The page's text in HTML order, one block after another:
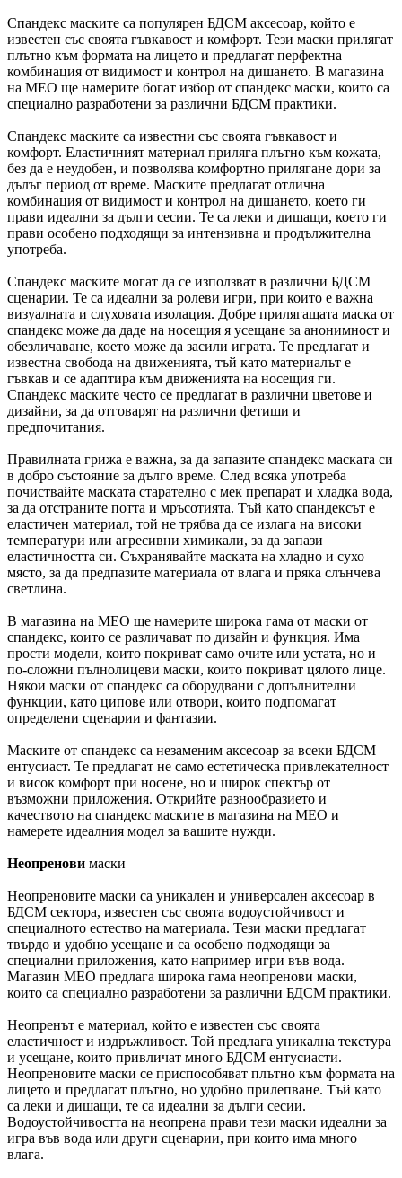
Спандекс маските са популярен БДСМ аксесоар, който е
известен със своята гъвкавост и комфорт. Тези маски прилягат
плътно към формата на лицето и предлагат перфектна
комбинация от видимост и контрол на дишането. В магазина
на MEO ще намерите богат избор от спандекс маски, които са
специално разработени за различни БДСМ практики.
Спандекс маските са известни със своята гъвкавост и
комфорт. Еластичният материал приляга плътно към кожата,
без да е неудобен, и позволява комфортно прилягане дори за
дълъг период от време. Маските предлагат отлична
комбинация от видимост и контрол на дишането, което ги
прави идеални за дълги сесии. Те са леки и дишащи, което ги
прави особено подходящи за интензивна и продължителна
употреба.
Спандекс маските могат да се използват в различни БДСМ
сценарии. Те са идеални за ролеви игри, при които е важна
визуалната и слуховата изолация. Добре прилягащата маска от
спандекс може да даде на носещия я усещане за анонимност и
обезличаване, което може да засили играта. Те предлагат и
известна свобода на движенията, тъй като материалът е
гъвкав и се адаптира към движенията на носещия ги.
Спандекс маските често се предлагат в различни цветове и
дизайни, за да отговарят на различни фетиши и
предпочитания.
Правилната грижа е важна, за да запазите спандекс маската си
в добро състояние за дълго време. След всяка употреба
почиствайте маската старателно с мек препарат и хладка вода,
за да отстраните потта и мръсотията. Тъй като спандексът е
еластичен материал, той не трябва да се излага на високи
температури или агресивни химикали, за да запази
еластичността си. Съхранявайте маската на хладно и сухо
място, за да предпазите материала от влага и пряка слънчева
светлина.
В магазина на MEO ще намерите широка гама от маски от
спандекс, които се различават по дизайн и функция. Има
прости модели, които покриват само очите или устата, но и
по-сложни пълнолицеви маски, които покриват цялото лице.
Някои маски от спандекс са оборудвани с допълнителни
функции, като ципове или отвори, които подпомагат
определени сценарии и фантазии.
Маските от спандекс са незаменим аксесоар за всеки БДСМ
ентусиаст. Те предлагат не само естетическа привлекателност
и висок комфорт при носене, но и широк спектър от
възможни приложения. Открийте разнообразието и
качеството на спандекс маските в магазина на MEO и
намерете идеалния модел за вашите нужди.
Неопренови маски
Неопреновите маски са уникален и универсален аксесоар в
БДСМ сектора, известен със своята водоустойчивост и
специалното естество на материала. Тези маски предлагат
твърдо и удобно усещане и са особено подходящи за
специални приложения, като например игри във вода.
Магазин MEO предлага широка гама неопренови маски,
които са специално разработени за различни БДСМ практики.
Неопренът е материал, който е известен със своята
еластичност и издръжливост. Той предлага уникална текстура
и усещане, които привличат много БДСМ ентусиасти.
Неопреновите маски се приспособяват плътно към формата на
лицето и предлагат плътно, но удобно прилепване. Тъй като
са леки и дишащи, те са идеални за дълги сесии.
Водоустойчивостта на неопрена прави тези маски идеални за
игра във вода или други сценарии, при които има много
влага.